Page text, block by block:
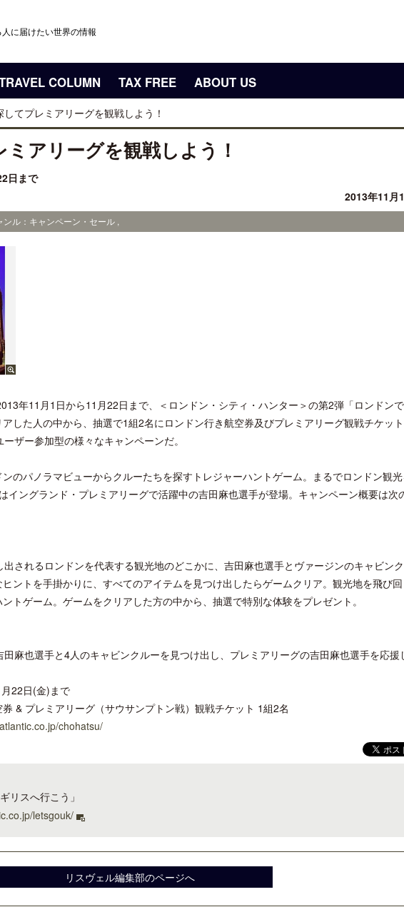
に届けたい世界の情報
COLUMN TAX FREE ABOUT US
てプレミアリーグを観戦しよう！
アリーグを観戦しよう！
日まで
2013年11月
ル：キャンペーン・セール ,
年11月1日から11月22日まで、＜ロンドン・シティ・ハンター＞の第2弾「ロンドン
した人の中から、抽選で1組2名にロンドン行き航空券及びプレミアリーグ観戦チケッ
ザー参加型の様々なキャンペーンだ。
のパノラマビューからクルーたちを探すトレジャーハントゲーム。まるでロンドン観
イングランド・プレミアリーグで活躍中の吉田麻也選手が登場。キャンペーン概要は次
れるロンドンを代表する観光地のどこかに、吉田麻也選手とヴァージンのキャビン
ントを手掛かりに、すべてのアイテムを見つけ出したらゲームクリア。観光地を飛び
トゲーム。ゲームをクリアした方の中から、抽選で特別な体験をプレゼント。
麻也選手と4人のキャビンクルーを見つけ出し、プレミアリーグの吉田麻也選手を応援
22日(金)まで
プレミアリーグ（サウサンプトン戦）観戦チケット 1組2名
chohatsu/
リスへ行こう」
letsgouk/
リスヴェル編集部のページへ
じられたこと』が文藝春